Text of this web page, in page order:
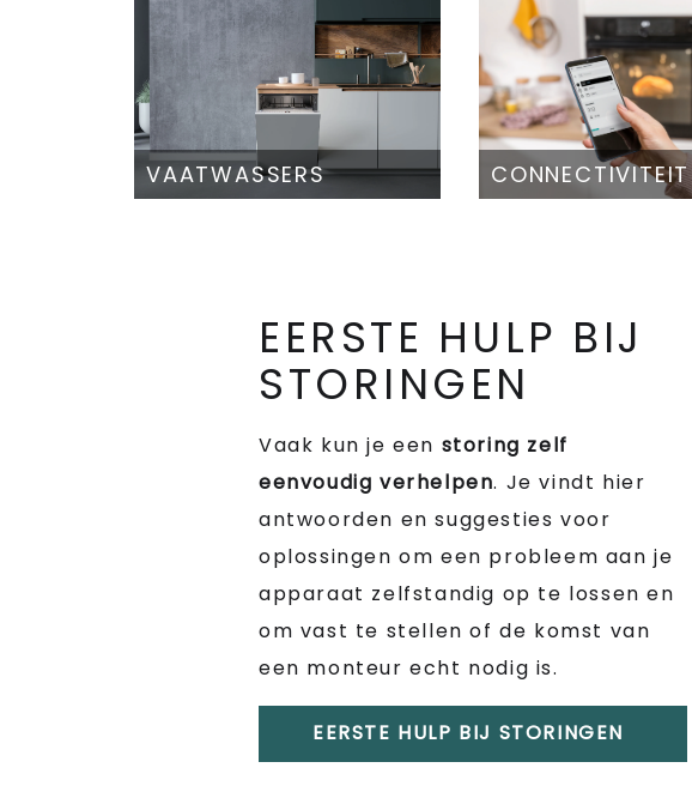
VAATWASSERS CONNECTIVITEIT
EERSTE HULP BIJ
STORINGEN
Vaak kun je een storing zelf
eenvoudig verhelpen. Je vindt hier
antwoorden en suggesties voor
oplossingen om een probleem aan je
apparaat zelfstandig op te lossen en
om vast te stellen of de komst van
een monteur echt nodig is.
EERSTE HULP BIJ STORINGEN